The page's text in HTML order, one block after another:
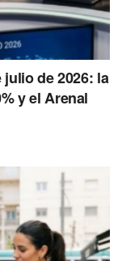
de 2026: la
y el Arenal